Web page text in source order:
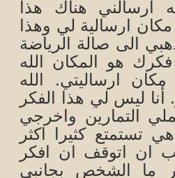
ارسالني هناك هذا
ارسالية لي وهذا
الى صالة الرياضة
هو المكان الله
ارساليتي. الله
أنا ليس لي هذا الفكر
التمارين واخرجي
تستمتع كثيرا اكثر
ان اتوقف ان افكر
ما الشخص بجانبي